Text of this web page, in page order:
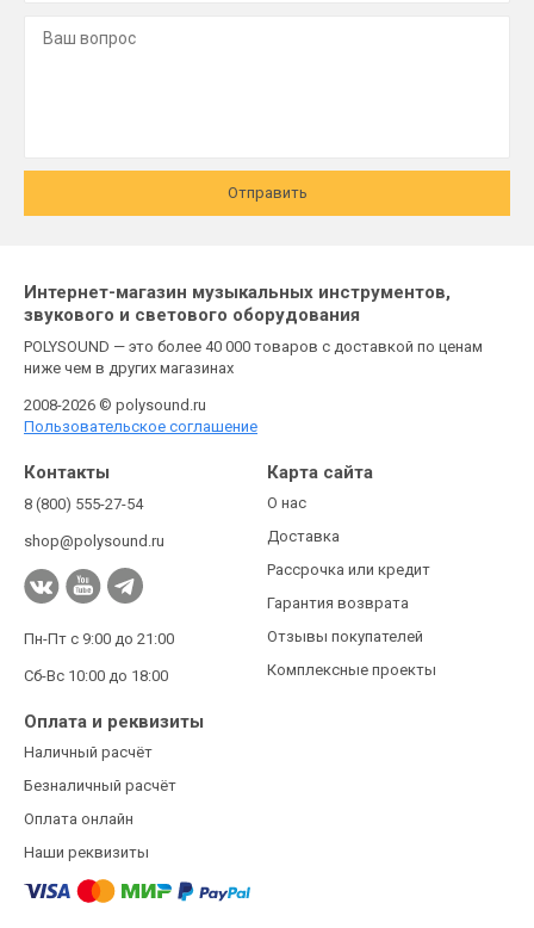
Отправить
Интернет-магазин музыкальных инструментов,
звукового и светового оборудования
POLYSOUND — это более 40 000 товаров с доставкой по ценам
ниже чем в других магазинах
2008-2026 © polysound.ru
Пользовательское соглашение
Контакты
8 (800) 555-27-54
shop@polysound.ru
Пн-Пт с 9:00 до 21:00
Сб-Вс 10:00 до 18:00
Карта сайта
О нас
Доставка
Рассрочка или кредит
Гарантия возврата
Отзывы покупателей
Комплексные проекты
Оплата и реквизиты
Наличный расчёт
Безналичный расчёт
Оплата онлайн
Наши реквизиты